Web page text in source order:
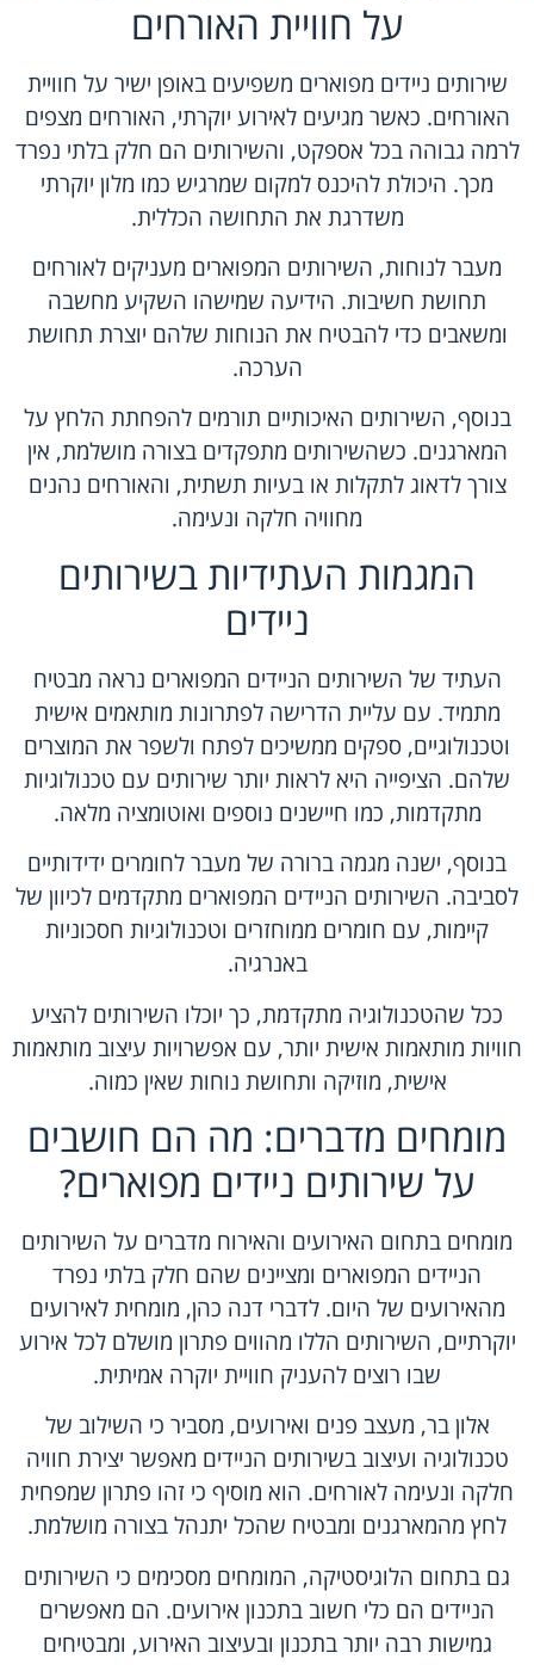
על חוויית האורחים
שירותים ניידים מפוארים משפיעים באופן ישיר על חוויית
האורחים. כאשר מגיעים לאירוע יוקרתי, האורחים מצפים
לרמה גבוהה בכל אספקט, והשירותים הם חלק בלתי נפרד
מכך. היכולת להיכנס למקום שמרגיש כמו מלון יוקרתי
משדרגת את התחושה הכללית.
מעבר לנוחות, השירותים המפוארים מעניקים לאורחים
תחושת חשיבות. הידיעה שמישהו השקיע מחשבה
ומשאבים כדי להבטיח את הנוחות שלהם יוצרת תחושת
הערכה.
בנוסף, השירותים האיכותיים תורמים להפחתת הלחץ על
המארגנים. כשהשירותים מתפקדים בצורה מושלמת, אין
צורך לדאוג לתקלות או בעיות תשתית, והאורחים נהנים
מחוויה חלקה ונעימה.
המגמות העתידיות בשירותים
ניידים
העתיד של השירותים הניידים המפוארים נראה מבטיח
מתמיד. עם עליית הדרישה לפתרונות מותאמים אישית
וטכנולוגיים, ספקים ממשיכים לפתח ולשפר את המוצרים
שלהם. הציפייה היא לראות יותר שירותים עם טכנולוגיות
מתקדמות, כמו חיישנים נוספים ואוטומציה מלאה.
בנוסף, ישנה מגמה ברורה של מעבר לחומרים ידידותיים
לסביבה. השירותים הניידים המפוארים מתקדמים לכיוון של
קיימות, עם חומרים ממוחזרים וטכנולוגיות חסכוניות
באנרגיה.
ככל שהטכנולוגיה מתקדמת, כך יוכלו השירותים להציע
חוויות מותאמות אישית יותר, עם אפשרויות עיצוב מותאמות
אישית, מוזיקה ותחושת נוחות שאין כמוה.
מומחים מדברים: מה הם חושבים
על שירותים ניידים מפוארים?
מומחים בתחום האירועים והאירוח מדברים על השירותים
הניידים המפוארים ומציינים שהם חלק בלתי נפרד
מהאירועים של היום. לדברי דנה כהן, מומחית לאירועים
יוקרתיים, השירותים הללו מהווים פתרון מושלם לכל אירוע
שבו רוצים להעניק חוויית יוקרה אמיתית.
אלון בר, מעצב פנים ואירועים, מסביר כי השילוב של
טכנולוגיה ועיצוב בשירותים הניידים מאפשר יצירת חוויה
חלקה ונעימה לאורחים. הוא מוסיף כי זהו פתרון שמפחית
לחץ מהמארגנים ומבטיח שהכל יתנהל בצורה מושלמת.
גם בתחום הלוגיסטיקה, המומחים מסכימים כי השירותים
הניידים הם כלי חשוב בתכנון אירועים. הם מאפשרים
גמישות רבה יותר בתכנון ובעיצוב האירוע, ומבטיחים